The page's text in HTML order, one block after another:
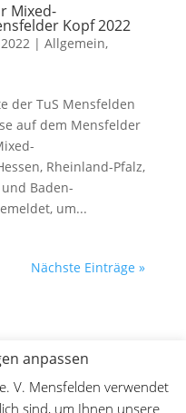
Mixed-
Kopf 2022
| Allgemein,
der TuS Mensfelden
auf dem Mensfelder
Rheinland-Pfalz,
Baden-
um...
Nächste Einträge »
in Dillenburg – Lilly
Leichtkontakt 30.
anpassen
V. Mensfelden verwendet
sind, um Ihnen unsere